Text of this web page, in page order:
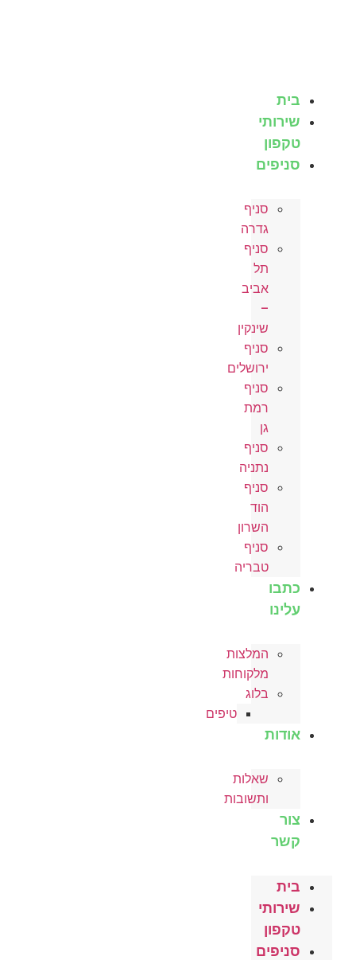
בית
שירותי
טקפון
סניפים
סניף
גדרה
סניף
תל
אביב
–
שינקין
סניף
ירושלים
סניף
רמת
גן
סניף
נתניה
סניף
הוד
השרון
סניף
טבריה
כתבו
עלינו
המלצות
מלקוחות
בלוג
טיפים
אודות
שאלות
ותשובות
צור
קשר
בית
שירותי
טקפון
סניפים